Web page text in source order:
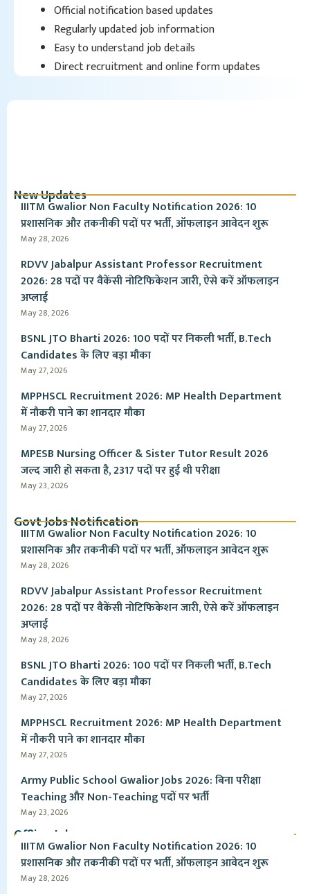
Official notification based updates
Regularly updated job information
Easy to understand job details
Direct recruitment and online form updates
New Updates
IIITM Gwalior Non Faculty Notification 2026: 10
प्रशासनिक और तकनीकी पदों पर भर्ती, ऑफलाइन आवेदन शुरू
May 28, 2026
RDVV Jabalpur Assistant Professor Recruitment
2026: 28 पदों पर वैकेंसी नोटिफिकेशन जारी, ऐसे करें ऑफलाइन
अप्लाई
May 28, 2026
BSNL JTO Bharti 2026: 100 पदों पर निकली भर्ती, B.Tech
Candidates के लिए बड़ा मौका
May 27, 2026
MPPHSCL Recruitment 2026: MP Health Department
में नौकरी पाने का शानदार मौका
May 27, 2026
MPESB Nursing Officer & Sister Tutor Result 2026
जल्द जारी हो सकता है, 2317 पदों पर हुई थी परीक्षा
May 23, 2026
Govt Jobs Notification
IIITM Gwalior Non Faculty Notification 2026: 10
प्रशासनिक और तकनीकी पदों पर भर्ती, ऑफलाइन आवेदन शुरू
May 28, 2026
RDVV Jabalpur Assistant Professor Recruitment
2026: 28 पदों पर वैकेंसी नोटिफिकेशन जारी, ऐसे करें ऑफलाइन
अप्लाई
May 28, 2026
BSNL JTO Bharti 2026: 100 पदों पर निकली भर्ती, B.Tech
Candidates के लिए बड़ा मौका
May 27, 2026
MPPHSCL Recruitment 2026: MP Health Department
में नौकरी पाने का शानदार मौका
May 27, 2026
Army Public School Gwalior Jobs 2026: बिना परीक्षा
Teaching और Non-Teaching पदों पर भर्ती
May 23, 2026
Offline Jobs
IIITM Gwalior Non Faculty Notification 2026: 10
प्रशासनिक और तकनीकी पदों पर भर्ती, ऑफलाइन आवेदन शुरू
May 28, 2026